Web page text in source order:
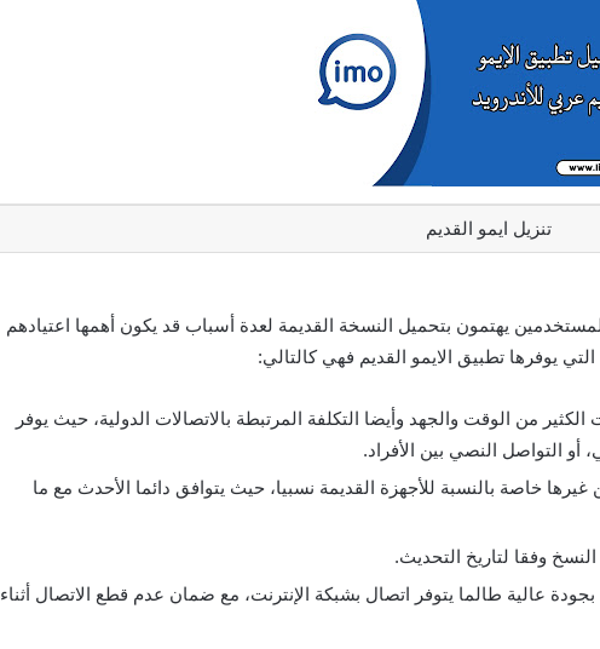
تنزيل ايمو القديم
يهتمون بتحميل النسخة القديمة لعدة أسباب قد يكون أهمها اعتيادهم
يوفرها تطبيق الايمو القديم فهي كالتالي:
من الوقت والجهد وأيضا التكلفة المرتبطة بالاتصالات الدولية، حيث يوفر
التواصل النصي بين الأفراد.
غيرها خاصة بالنسبة للأجهزة القديمة نسبيا، حيث يتوافق دائما الأحدث مع ما
وفقا لتاريخ التحديث.
عالية طالما يتوفر اتصال بشبكة الإنترنت، مع ضمان عدم قطع الاتصال أثناء